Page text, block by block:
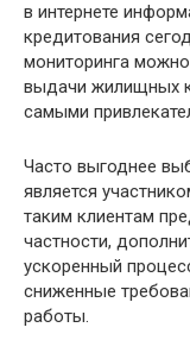
в интернете
кредитования
мониторинга
выдачи жилищных
самыми
Часто выгоднее
является
таким клиентам
частности,
ускоренный
сниженные
работы.